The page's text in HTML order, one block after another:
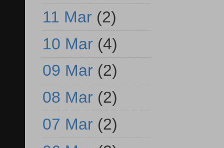
11 Mar (2)
10 Mar (4)
09 Mar (2)
08 Mar (2)
07 Mar (2)